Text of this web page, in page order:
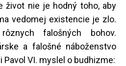
život nie je hodný toho, aby
vedomej existencie je zlo.
falošných bohov.
a falošné náboženstvo
Pavol VI. myslel o budhizme: